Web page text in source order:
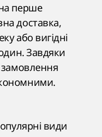
перше
доставка,
або вигідні
Завдяки
замовлення
види